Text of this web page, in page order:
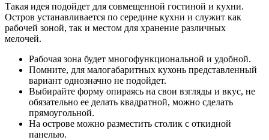
Такая идея подойдет для совмещенной гостиной и кухни.
Остров устанавливается по середине кухни и служит как
рабочей зоной, так и местом для хранение различных
мелочей.
Рабочая зона будет многофункциональной и удобной.
Помните, для малогабаритных кухонь представленный
вариант однозначно не подойдет.
Выбирайте форму опираясь на свои взгляды и вкус, не
обязательно ее делать квадратной, можно сделать
прямоугольной.
На острове можно разместить столик с откидной
панелью.